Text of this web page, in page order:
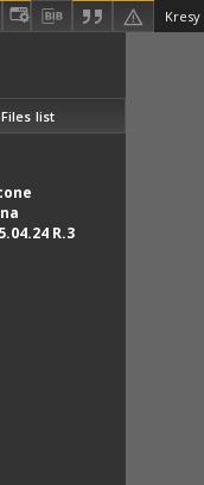
Files list
R.3